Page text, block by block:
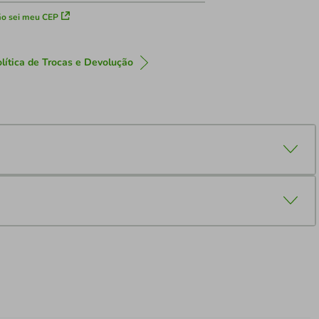
sei meu CEP
de Trocas e Devolução